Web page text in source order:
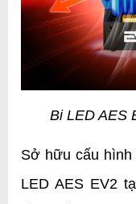
Bi LED AES
Sở hữu cấu hình
LED AES EV2